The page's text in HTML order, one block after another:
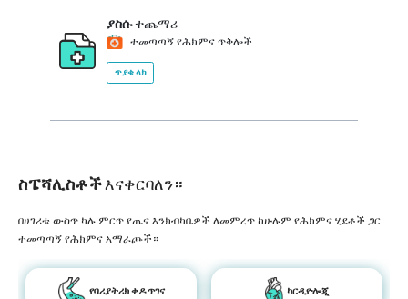
ያስሱተጨማሪ
ተመጣጣኝ የሕክምና ጥቅሎች
ጥያቄ ላክ
ስፔሻሊስቶችእናቀርባለን።
በሀገሪቱ ውስጥ ካሉ ምርጥ የጤና እንክብካቤዎች ለመምረጥ ከሁሉም የሕክምና ሂደቶች ጋር
ተመጣጣኝ የሕክምና አማራጮች።
የባሪያትሪክ ቀዶ ጥገና ካርዲዮሎጂ